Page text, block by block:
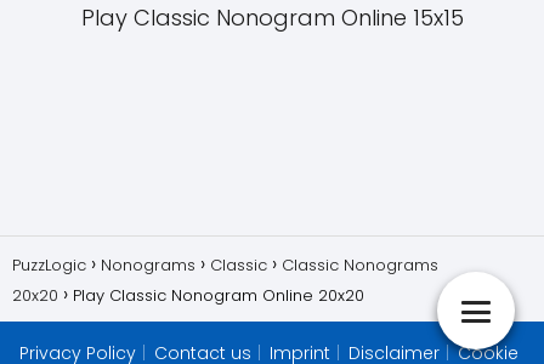
Play Classic Nonogram Online 15x15
PuzzLogic Nonograms Classic
Classic Nonograms
20x20
Play Classic Nonogram Online 20x20
Privacy Policy Contact us Imprint Disclaimer Cookie